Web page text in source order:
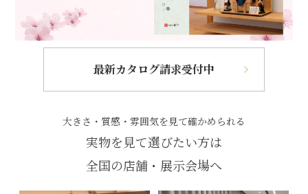
最新カタログ請求受付中
大きさ・質感・雰囲気を見て確かめられる
実物を見て選びたい方は
全国の店舗・展示会場へ